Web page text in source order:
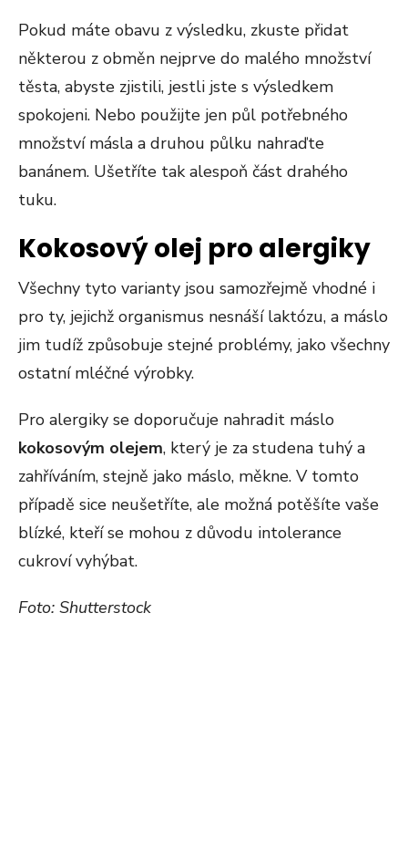
Pokud máte obavu z výsledku, zkuste přidat
některou z obměn nejprve do malého množství
těsta, abyste zjistili, jestli jste s výsledkem
spokojeni. Nebo použijte jen půl potřebného
množství másla a druhou půlku nahraďte
banánem. Ušetříte tak alespoň část drahého
tuku.
Kokosový olej pro alergiky
Všechny tyto varianty jsou samozřejmě vhodné i
pro ty, jejichž organismus nesnáší laktózu, a máslo
jim tudíž způsobuje stejné problémy, jako všechny
ostatní mléčné výrobky.
Pro alergiky se doporučuje nahradit máslo
kokosovým olejem, který je za studena tuhý a
zahříváním, stejně jako máslo, měkne. V tomto
případě sice neušetříte, ale možná potěšíte vaše
blízké, kteří se mohou z důvodu intolerance
cukroví vyhýbat.
Foto: Shutterstock